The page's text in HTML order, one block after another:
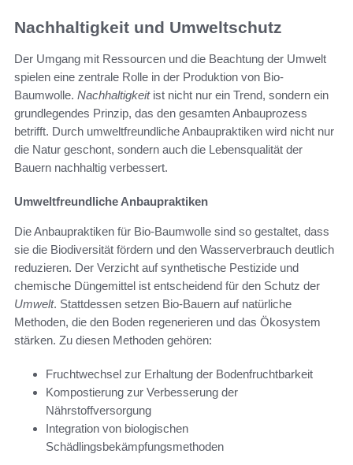
Nachhaltigkeit und Umweltschutz
Der Umgang mit Ressourcen und die Beachtung der Umwelt
spielen eine zentrale Rolle in der Produktion von Bio-
Baumwolle. Nachhaltigkeitist nicht nur ein Trend, sondern ein
grundlegendes Prinzip, das den gesamten Anbauprozess
betrifft. Durch umweltfreundliche Anbaupraktiken wird nicht nur
die Natur geschont, sondern auch die Lebensqualität der
Bauern nachhaltig verbessert.
Umweltfreundliche Anbaupraktiken
Die Anbaupraktiken für Bio-Baumwolle sind so gestaltet, dass
sie die Biodiversität fördern und den Wasserverbrauch deutlich
reduzieren. Der Verzicht auf synthetische Pestizide und
chemische Düngemittel ist entscheidend für den Schutz der
Umwelt. Stattdessen setzen Bio-Bauern auf natürliche
Methoden, die den Boden regenerieren und das Ökosystem
stärken. Zu diesen Methoden gehören:
Fruchtwechsel zur Erhaltung der Bodenfruchtbarkeit
Kompostierung zur Verbesserung der
Nährstoffversorgung
Integration von biologischen
Schädlingsbekämpfungsmethoden